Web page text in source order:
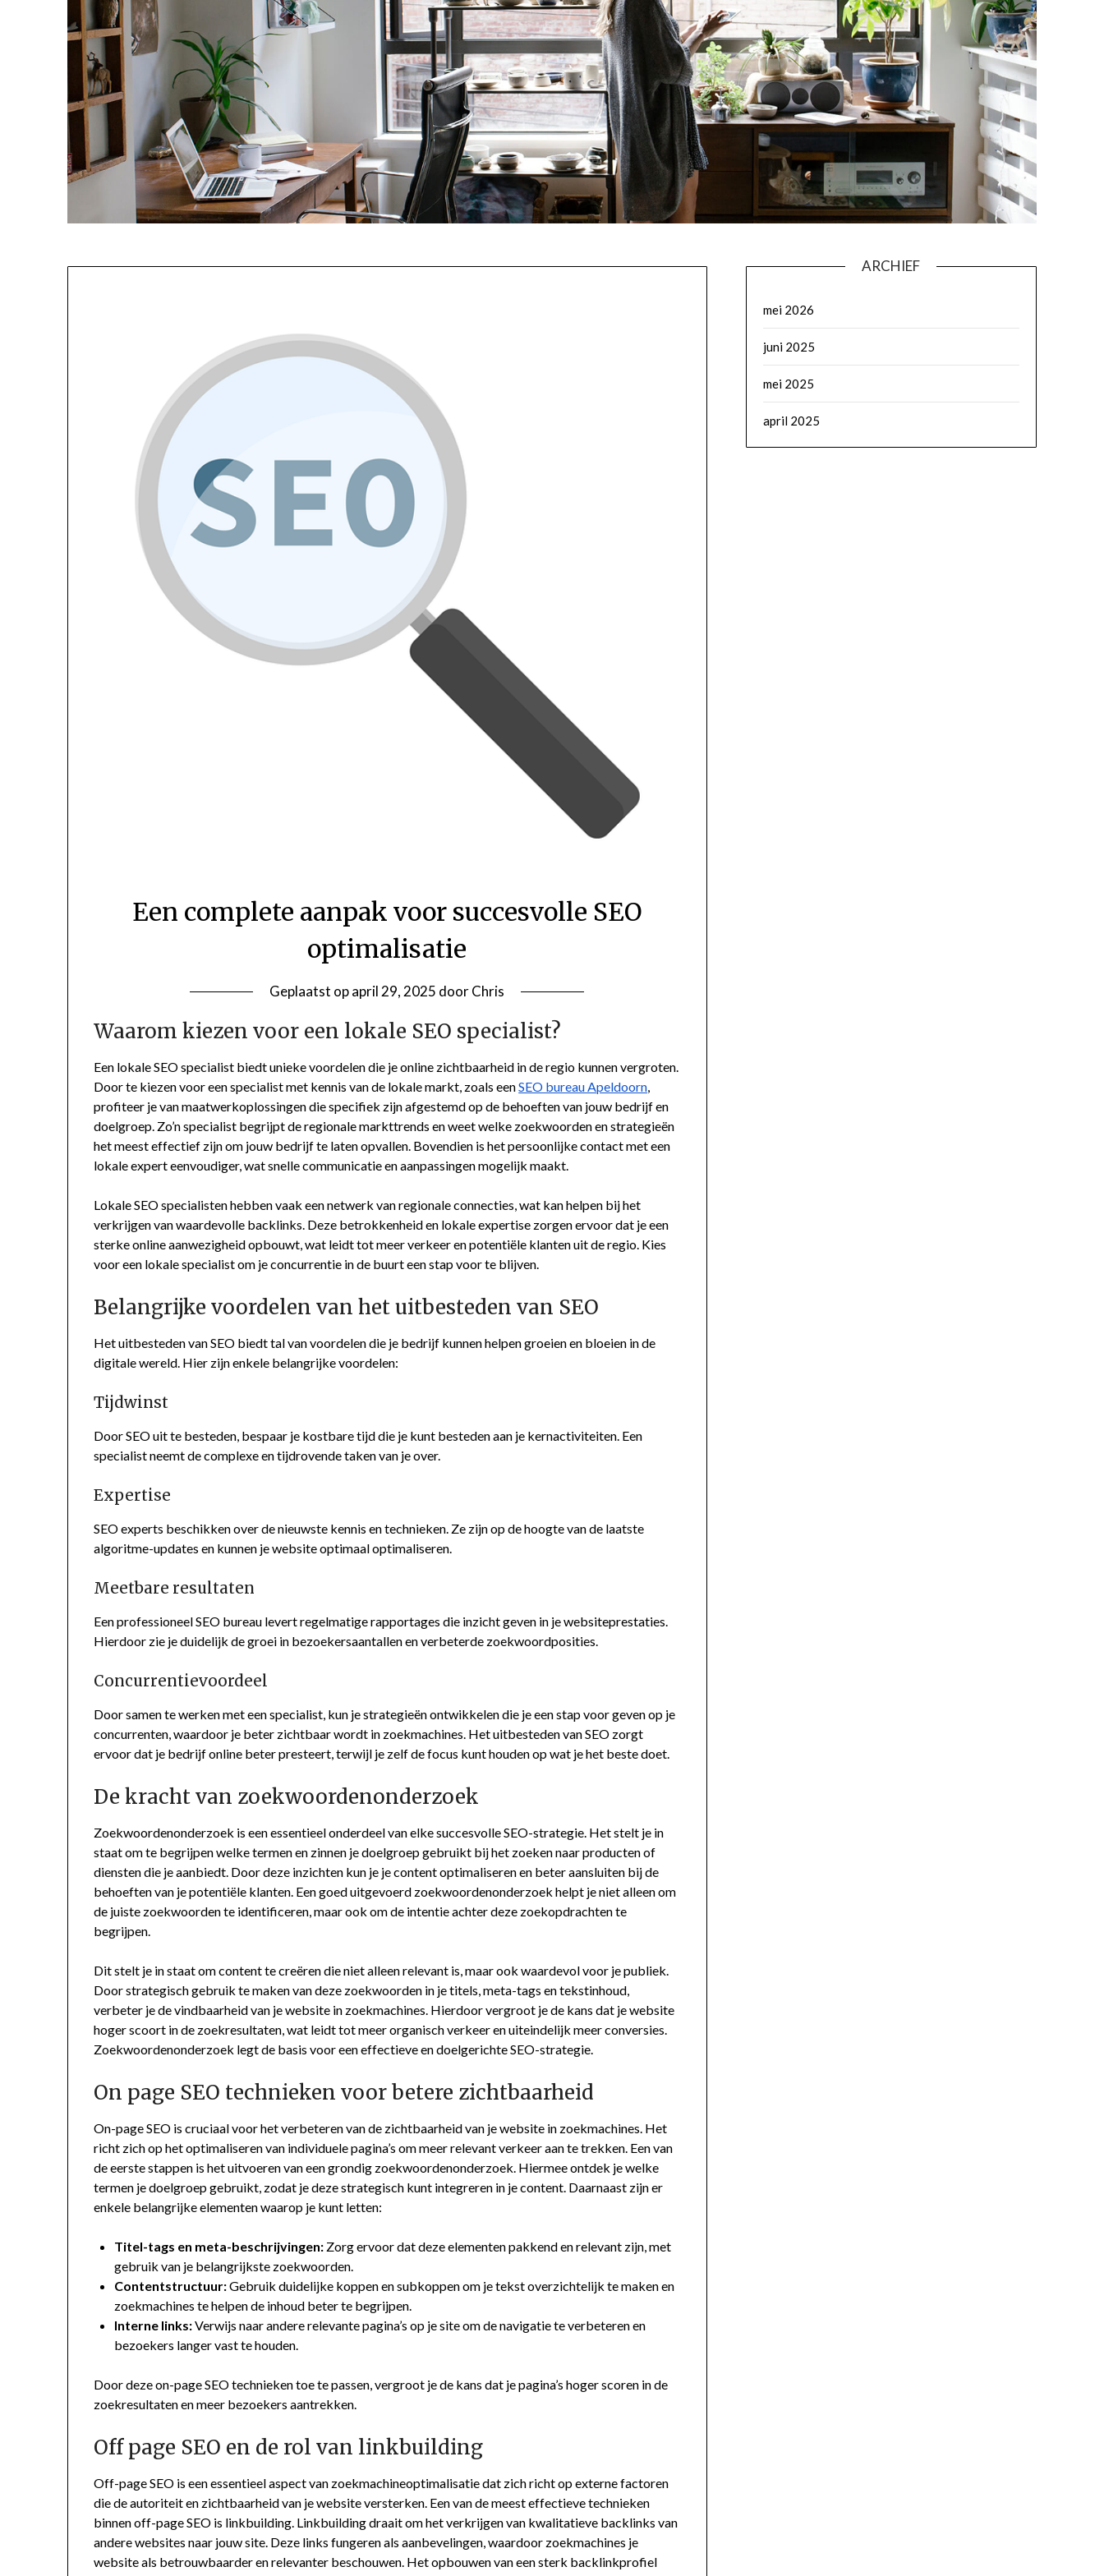
Een complete aanpak voor succesvolle SEO
optimalisatie
Geplaatst opapril 29, 2025 doorChris
Waarom kiezen voor een lokale SEO specialist?
Een lokale SEO specialist biedt unieke voordelen die je online zichtbaarheid in de regio kunnen vergroten.
Door te kiezen voor een specialist met kennis van de lokale markt, zoals eenSEO bureau Apeldoorn,
profiteer je van maatwerkoplossingen die specifiek zijn afgestemd op de behoeften van jouw bedrijf en
doelgroep. Zo’n specialist begrijpt de regionale markttrends en weet welke zoekwoorden en strategieën
het meest effectief zijn om jouw bedrijf te laten opvallen. Bovendien is het persoonlijke contact met een
lokale expert eenvoudiger, wat snelle communicatie en aanpassingen mogelijk maakt.
Lokale SEO specialisten hebben vaak een netwerk van regionale connecties, wat kan helpen bij het
verkrijgen van waardevolle backlinks. Deze betrokkenheid en lokale expertise zorgen ervoor dat je een
sterke online aanwezigheid opbouwt, wat leidt tot meer verkeer en potentiële klanten uit de regio. Kies
voor een lokale specialist om je concurrentie in de buurt een stap voor te blijven.
Belangrijke voordelen van het uitbesteden van SEO
Het uitbesteden van SEO biedt tal van voordelen die je bedrijf kunnen helpen groeien en bloeien in de
digitale wereld. Hier zijn enkele belangrijke voordelen:
Tijdwinst
Door SEO uit te besteden, bespaar je kostbare tijd die je kunt besteden aan je kernactiviteiten. Een
specialist neemt de complexe en tijdrovende taken van je over.
Expertise
SEO experts beschikken over de nieuwste kennis en technieken. Ze zijn op de hoogte van de laatste
algoritme-updates en kunnen je website optimaal optimaliseren.
Meetbare resultaten
Een professioneel SEO bureau levert regelmatige rapportages die inzicht geven in je websiteprestaties.
Hierdoor zie je duidelijk de groei in bezoekersaantallen en verbeterde zoekwoordposities.
Concurrentievoordeel
Door samen te werken met een specialist, kun je strategieën ontwikkelen die je een stap voor geven op je
concurrenten, waardoor je beter zichtbaar wordt in zoekmachines. Het uitbesteden van SEO zorgt
ervoor dat je bedrijf online beter presteert, terwijl je zelf de focus kunt houden op wat je het beste doet.
De kracht van zoekwoordenonderzoek
Zoekwoordenonderzoek is een essentieel onderdeel van elke succesvolle SEO-strategie. Het stelt je in
staat om te begrijpen welke termen en zinnen je doelgroep gebruikt bij het zoeken naar producten of
diensten die je aanbiedt. Door deze inzichten kun je je content optimaliseren en beter aansluiten bij de
behoeften van je potentiële klanten. Een goed uitgevoerd zoekwoordenonderzoek helpt je niet alleen om
de juiste zoekwoorden te identificeren, maar ook om de intentie achter deze zoekopdrachten te
begrijpen.
Dit stelt je in staat om content te creëren die niet alleen relevant is, maar ook waardevol voor je publiek.
Door strategisch gebruik te maken van deze zoekwoorden in je titels, meta-tags en tekstinhoud,
verbeter je de vindbaarheid van je website in zoekmachines. Hierdoor vergroot je de kans dat je website
hoger scoort in de zoekresultaten, wat leidt tot meer organisch verkeer en uiteindelijk meer conversies.
Zoekwoordenonderzoek legt de basis voor een effectieve en doelgerichte SEO-strategie.
On page SEO technieken voor betere zichtbaarheid
On-page SEO is cruciaal voor het verbeteren van de zichtbaarheid van je website in zoekmachines. Het
richt zich op het optimaliseren van individuele pagina’s om meer relevant verkeer aan te trekken. Een van
de eerste stappen is het uitvoeren van een grondig zoekwoordenonderzoek. Hiermee ontdek je welke
termen je doelgroep gebruikt, zodat je deze strategisch kunt integreren in je content. Daarnaast zijn er
enkele belangrijke elementen waarop je kunt letten:
Titel-tags en meta-beschrijvingen: Zorg ervoor dat deze elementen pakkend en relevant zijn, met
gebruik van je belangrijkste zoekwoorden.
Contentstructuur:Gebruik duidelijke koppen en subkoppen om je tekst overzichtelijk te maken en
zoekmachines te helpen de inhoud beter te begrijpen.
Interne links:Verwijs naar andere relevante pagina’s op je site om de navigatie te verbeteren en
bezoekers langer vast te houden.
Door deze on-page SEO technieken toe te passen, vergroot je de kans dat je pagina’s hoger scoren in de
zoekresultaten en meer bezoekers aantrekken.
Off page SEO en de rol van linkbuilding
Off-page SEO is een essentieel aspect van zoekmachineoptimalisatie dat zich richt op externe factoren
die de autoriteit en zichtbaarheid van je website versterken. Een van de meest effectieve technieken
binnen off-page SEO is linkbuilding. Linkbuilding draait om het verkrijgen van kwalitatieve backlinks van
andere websites naar jouw site. Deze links fungeren als aanbevelingen, waardoor zoekmachines je
website als betrouwbaarder en relevanter beschouwen. Het opbouwen van een sterk backlinkprofiel
ARCHIEF
mei 2026
juni 2025
mei 2025
april 2025